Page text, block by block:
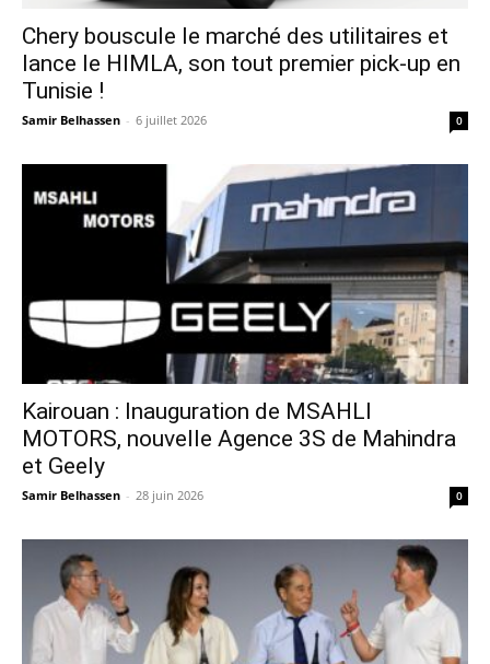
Chery bouscule le marché des utilitaires et
lance le HIMLA, son tout premier pick-up en
Tunisie !
Samir Belhassen - 6 juillet 2026 0
Kairouan : Inauguration de MSAHLI
MOTORS, nouvelle Agence 3S de Mahindra
et Geely
Samir Belhassen - 28 juin 2026 0